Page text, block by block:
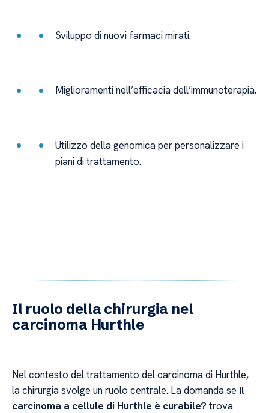
Sviluppo di nuovi farmaci mirati.
Miglioramenti nell’efficacia dell’immunoterapia.
Utilizzo della genomica per personalizzare i
piani di trattamento.
Il ruolo della chirurgia nel
carcinoma Hurthle
Nel contesto del trattamento del carcinoma di Hurthle,
la chirurgia svolge un ruolo centrale. La domanda se il
carcinoma a cellule di Hurthle è curabile? trova